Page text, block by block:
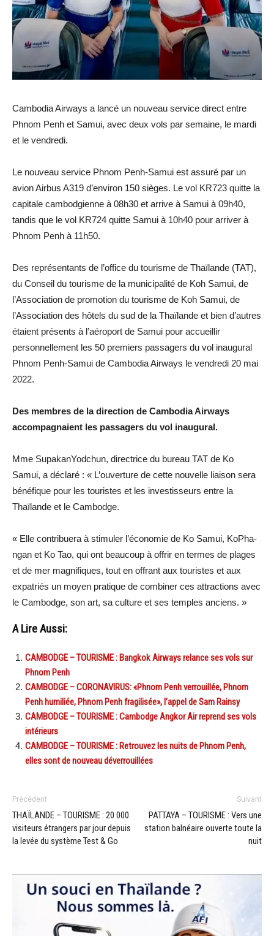
Cambodia Airways a lancé un nouveau service direct entre
Phnom Penh et Samui, avec deux vols par semaine, le mardi
et le vendredi.
Le nouveau service Phnom Penh-Samui est assuré par un
avion Airbus A319 d’environ 150 sièges. Le vol KR723 quitte la
capitale cambodgienne à 08h30 et arrive à Samui à 09h40,
tandis que le vol KR724 quitte Samui à 10h40 pour arriver à
Phnom Penh à 11h50.
Des représentants de l’office du tourisme de Thaïlande (TAT),
du Conseil du tourisme de la municipalité de Koh Samui, de
l’Association de promotion du tourisme de Koh Samui, de
l’Association des hôtels du sud de la Thaïlande et bien d’autres
étaient présents à l’aéroport de Samui pour accueillir
personnellement les 50 premiers passagers du vol inaugural
Phnom Penh-Samui de Cambodia Airways le vendredi 20 mai
2022.
Des membres de la direction de Cambodia Airways
accompagnaient les passagers du vol inaugural.
Mme SupakanYodchun, directrice du bureau TAT de Ko
Samui, a déclaré : « L’ouverture de cette nouvelle liaison sera
bénéfique pour les touristes et les investisseurs entre la
Thaïlande et le Cambodge.
« Elle contribuera à stimuler l’économie de Ko Samui, KoPha-
ngan et Ko Tao, qui ont beaucoup à offrir en termes de plages
et de mer magnifiques, tout en offrant aux touristes et aux
expatriés un moyen pratique de combiner ces attractions avec
le Cambodge, son art, sa culture et ses temples anciens. »
A Lire Aussi:
CAMBODGE – TOURISME : Bangkok Airways relance ses vols sur
Phnom Penh
CAMBODGE – CORONAVIRUS: «Phnom Penh verrouillée, Phnom
Penh humiliée, Phnom Penh fragilisée», l’appel de Sam Rainsy
CAMBODGE – TOURISME : Cambodge Angkor Air reprend ses vols
intérieurs
CAMBODGE – TOURISME : Retrouvez les nuits de Phnom Penh,
elles sont de nouveau déverrouillées
Précédent
THAÏLANDE – TOURISME : 20 000
visiteurs étrangers par jour depuis
la levée du système Test & Go
Suivant
PATTAYA – TOURISME : Vers une
station balnéaire ouverte toute la
nuit